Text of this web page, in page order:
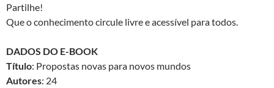
Partilhe!
Que o conhecimento circule livre e acessível para todos.
DADOS DO E-BOOK
Título: Propostas novas para novos mundos
Autores: 24